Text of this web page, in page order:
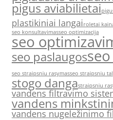
pigus aviabilietai
plastikiniai langai roletai
seo konsultavimasseo optimizacija
seo
seo paslaugos
seo straipsniu rasymasseo straipsniu
stogo dangastraipsniu
vandens filtravimo
vandens
vandens nugeležinimo